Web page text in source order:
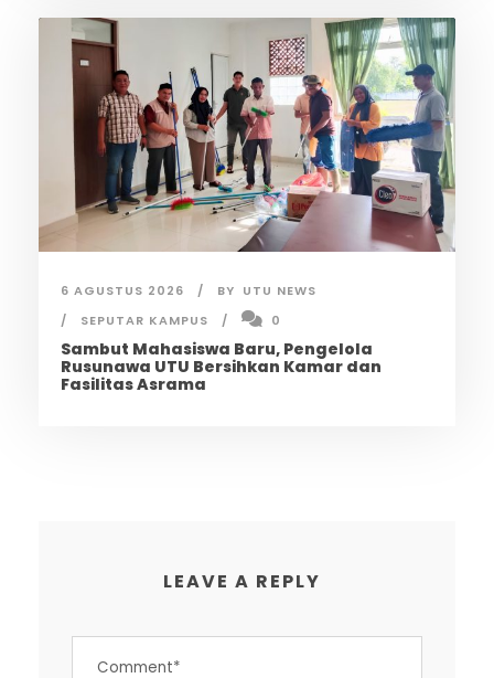
6 AGUSTUS 2026 BY UTU NEWS
SEPUTAR KAMPUS
0
Sambut Mahasiswa Baru, Pengelola
Rusunawa UTU Bersihkan Kamar dan
Fasilitas Asrama
LEAVE A REPLY